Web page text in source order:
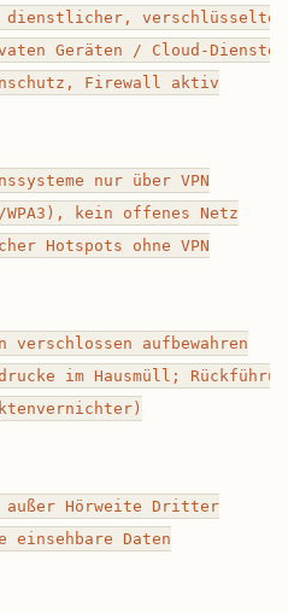
dienstlicher, verschlüsselter
Geräten / Cloud-Diensten
Firewall aktiv
nur über VPN
WPA3), kein offenes Netz
Hotspots ohne VPN
aufbewahren
im Hausmüll;
außer Hörweite Dritter
einsehbare Daten